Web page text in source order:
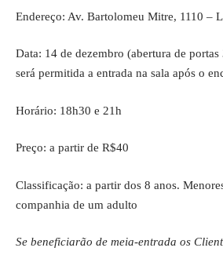
Endereço: Av. Bartolomeu Mitre, 1110 –
Data: 14 de dezembro (abertura de
será permitida a entrada na sala após o
Horário: 18h30 e 21h
Preço: a partir de R$40
Classificação: a partir dos 8 anos.
companhia de um adulto
Se beneficiarão de meia-entrada os